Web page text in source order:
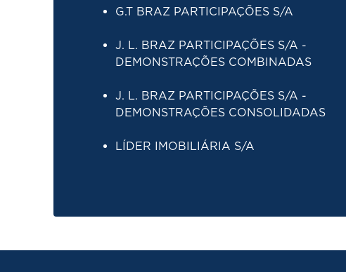
G.T BRAZ PARTICIPAÇÕES S/A
J. L. BRAZ PARTICIPAÇÕES S/A -
DEMONSTRAÇÕES COMBINADAS
J. L. BRAZ PARTICIPAÇÕES S/A -
DEMONSTRAÇÕES CONSOLIDADAS
LÍDER IMOBILIÁRIA S/A